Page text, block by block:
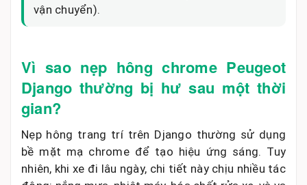
vận chuyển).
Vì sao nẹp hông chrome Peugeot
Django thường bị hư sau một thời
gian?
Nẹp hông trang trí trên Django thường sử dụng
bề mặt mạ chrome để tạo hiệu ứng sáng. Tuy
nhiên, khi xe đi lâu ngày, chi tiết này chịu nhiều tác